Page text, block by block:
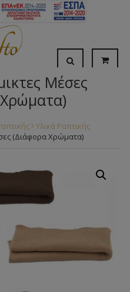
Μέσες
Υλικά Ραπτικής
(Διάφορα Χρώματα)